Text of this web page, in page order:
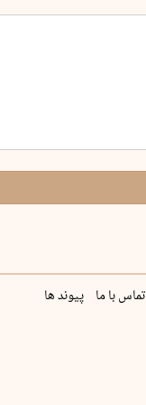
تماس با ما پیوند ها